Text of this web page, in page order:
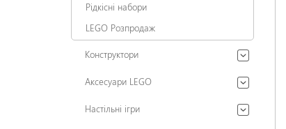
Рідкісні набори
LEGO Розпродаж
Конструктори
Аксесуари LEGO
Настільні ігри